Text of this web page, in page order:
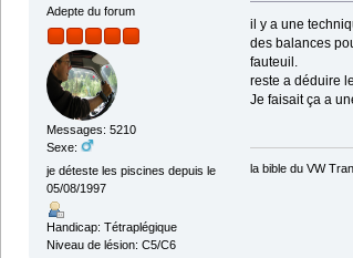
Adepte du forum
Messages: 5210
Sexe:
je déteste les piscines depuis le
05/08/1997
Handicap: Tétraplégique
Niveau de lésion: C5/C6
il y a une
des balances
fauteuil.
reste a déduire
Je faisait ça a
la bible du VW